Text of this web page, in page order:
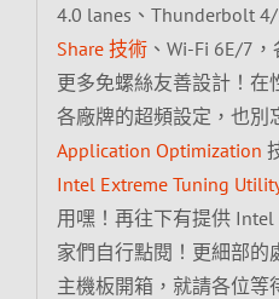
4.0 lanes、Thunderbolt 4/
Share 技術、Wi-Fi 6E/7，
更多免螺絲友善設計！在
各廠牌的超頻設定，也別
Application Optimization
Intel Extreme Tuning Utility
用嘿！再往下有提供
家們自行點閱！更細部的
主機板開箱，就請各位等